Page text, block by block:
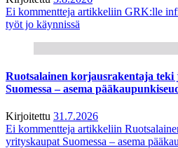
Ei kommentteja artikkeliin GRK:lle
työt jo käynnissä
Ruotsalainen korjausrakentaja teki
Suomessa – asema
Kirjoitettu 31.7.2026
Ei kommentteja artikkeliin
yrityskaupat Suomessa – asema